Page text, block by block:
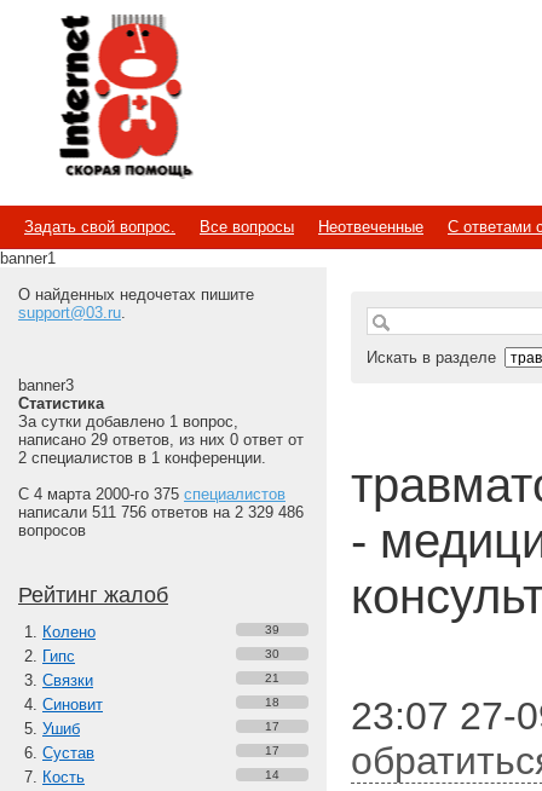
Internet
Скорая помощь
Задать свой вопрос. Все вопросы Неотвеченные
С ответами
banner1
О найденных недочетах пишите
support@03.ru.
banner3
Статистика
За сутки добавлено 1 вопрос,
написано 29 ответов, из них 0 ответ от
2 специалистов в 1 конференции.
С 4 марта 2000-го 375 специалистов
написали 511 756 ответов на 2 329 486
вопросов
Рейтинг жалоб
Колено 39
Гипс 30
Связки 21
Синовит 18
Ушиб 17
Сустав 17
Кость 14
Искать в разделе
-
23:07 27-